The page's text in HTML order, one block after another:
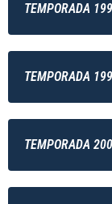
TEMPORADA
TEMPORADA
TEMPORADA